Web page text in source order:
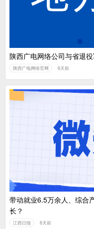
陕西广电网络公司与省退
陕西广电网络官网 6天前
带动就业6.5万余人、综合
长？
江西日报 6天前